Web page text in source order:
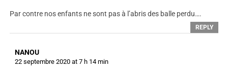
Par contre nos enfants ne sont pas à l’abris des balle perdu….
REPLY
NANOU
22 septembre 2020 at 7 h 14 min